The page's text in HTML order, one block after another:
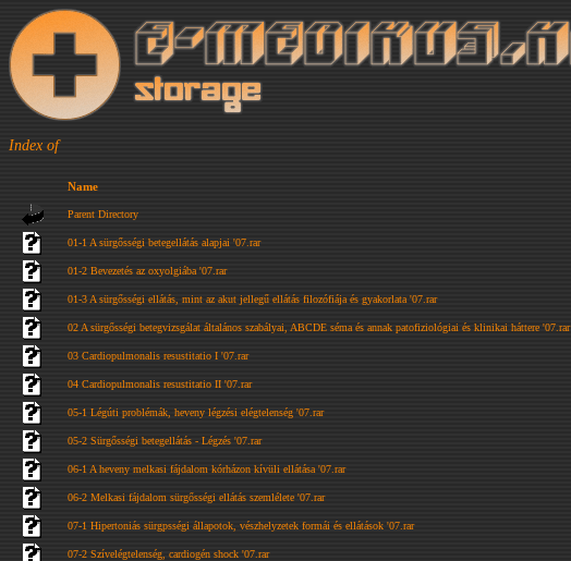
Index of
Name
Parent Directory
01-1 A sürgősségi betegellátás alapjai '07.rar
01-2 Bevezetés az oxyolgiába '07.rar
01-3 A sürgősségi ellátás, mint az akut jellegű ellátás filozófiája és gyakorlata '07.rar
02 A sürgősségi betegvizsgálat általános szabályai, ABCDE séma és annak patofiziológiai és klinikai háttere '07.rar
03 Cardiopulmonalis resustitatio I '07.rar
04 Cardiopulmonalis resustitatio II '07.rar
05-1 Légúti problémák, heveny légzési elégtelenség '07.rar
05-2 Sürgősségi betegellátás - Légzés '07.rar
06-1 A heveny melkasi fájdalom kórházon kívüli ellátása '07.rar
06-2 Melkasi fájdalom sürgősségi ellátás szemlélete '07.rar
07-1 Hipertoniás sürgpsségi állapotok, vészhelyzetek formái és ellátások '07.rar
07-2 Szívelégtelenség, cardiogén shock '07.rar